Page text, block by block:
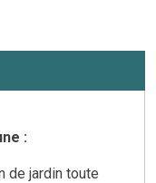
:
de jardin toute